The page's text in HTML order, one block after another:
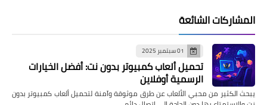
المشاركات الشائعة
01 سبتمبر 2025
تحميل ألعاب كمبيوتر بدون نت: أفضل الخيارات
الرسمية أوفلاين
يبحث الكثير من محبي الألعاب عن طرق موثوقة وآمنة لتحميل ألعاب كمبيوتر بدون